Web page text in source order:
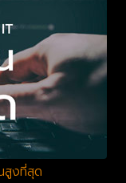
สูงที่สุด